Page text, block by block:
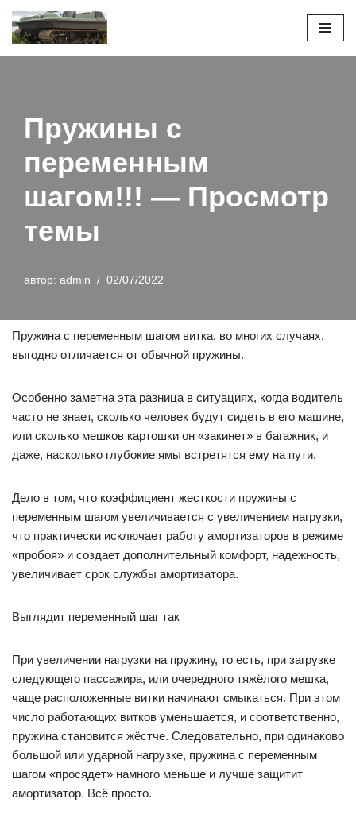
Перейти
Пружины с
переменным
шагом!!! — Просмотр
темы
автор: admin 02/07/2022
Пружина с переменным шагом витка, во многих случаях,
выгодно отличается от обычной пружины.
Особенно заметна эта разница в ситуациях, когда водитель
часто не знает, сколько человек будут сидеть в его машине,
или сколько мешков картошки он «закинет» в багажник, и
даже, насколько глубокие ямы встретятся ему на пути.
Дело в том, что коэффициент жесткости пружины с
переменным шагом увеличивается с увеличением нагрузки,
что практически исключает работу амортизаторов в режиме
«пробоя» и создает дополнительный комфорт, надежность,
увеличивает срок службы амортизатора.
Выглядит переменный шаг так
При увеличении нагрузки на пружину, то есть, при загрузке
следующего пассажира, или очередного тяжёлого мешка,
чаще расположенные витки начинают смыкаться. При этом
число работающих витков уменьшается, и соответственно,
пружина становится жёстче. Следовательно, при одинаково
большой или ударной нагрузке, пружина с переменным
шагом «просядет» намного меньше и лучше защитит
амортизатор. Всё просто.